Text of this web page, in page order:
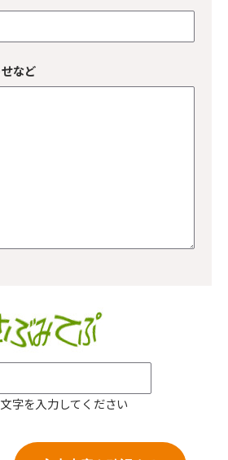
など
字を入力してください